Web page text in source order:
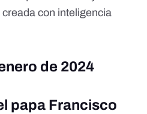
con inteligencia
de 2024
papa Francisco